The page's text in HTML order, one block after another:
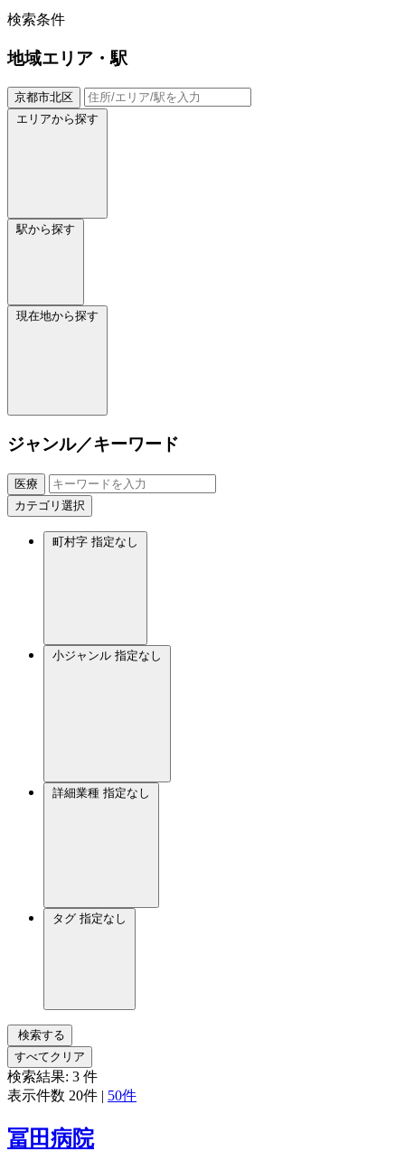
検索条件
地域エリア・駅
京都市北区
エリアから探す
駅から探す
現在地から探す
ジャンル／キーワード
医療
カテゴリ選択
町村字 指定なし
小ジャンル 指定なし
詳細業種 指定なし
タグ 指定なし
検索する
すべてクリア
検索結果: 3 件
表示件数 20件 | 50件
冨田病院